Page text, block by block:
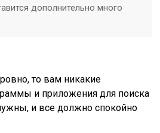
дополнительно много
то вам никакие
и приложения для поиска
и все должно спокойно